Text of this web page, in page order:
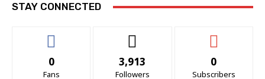
STAY CONNECTED
0
Fans
3,913
Followers
0
Subscribers